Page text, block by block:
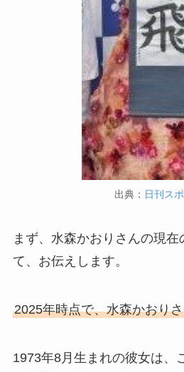
出典： 日刊ス
まず、水森かおりさんの現
て、お伝えします。
2025年時点で、水森かおり
1973年8月生まれの彼女は、